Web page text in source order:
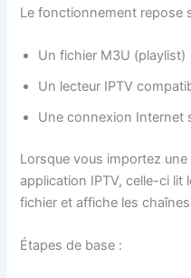
Le fonctionnement repose
Un fichier M3U (playlist)
Un lecteur IPTV
Une connexion Internet
Lorsque vous importez
application IPTV, celle-ci lit
fichier et affiche les
Étapes de base :